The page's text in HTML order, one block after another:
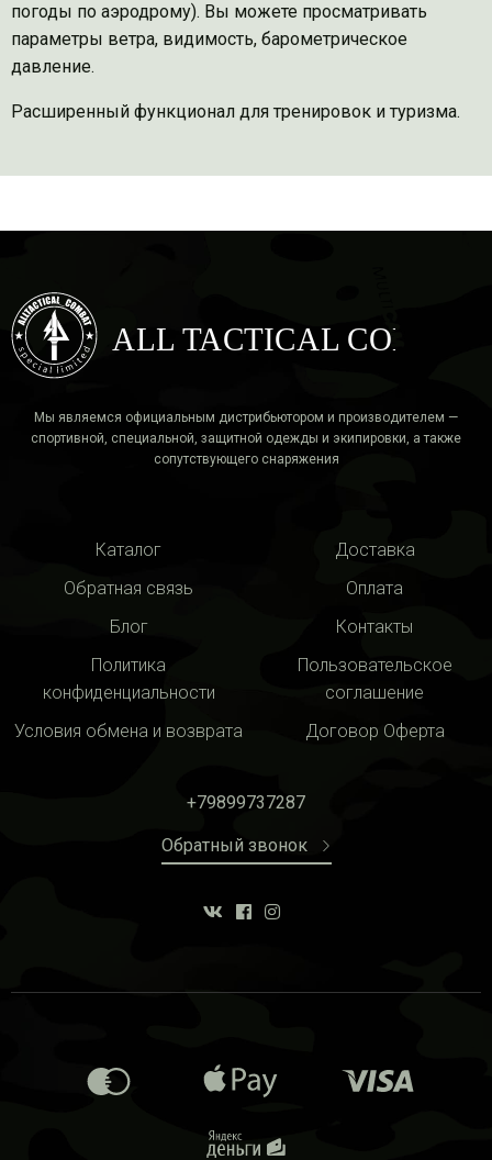
погоды по аэродрому). Вы можете просматривать
параметры ветра, видимость, барометрическое
давление.
Расширенный функционал для тренировок и туризма.
ALL TACTICAL COMBAT
Мы являемся официальным дистрибьютором и производителем —
спортивной, специальной, защитной одежды и экипировки, а также
сопутствующего снаряжения
Каталог
Доставка
Обратная связь
Оплата
Блог
Контакты
Политика
конфиденциальности
Пользовательское
соглашение
Условия обмена и возврата
Договор Оферта
+79899737287
Обратный звонок